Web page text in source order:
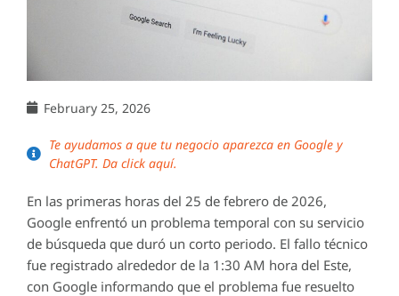
February 25, 2026
Te ayudamos a que tu negocio aparezca en Google y
ChatGPT. Da click aquí.
En las primeras horas del 25 de febrero de 2026,
Google enfrentó un problema temporal con su servicio
de búsqueda que duró un corto periodo. El fallo técnico
fue registrado alrededor de la 1:30 AM hora del Este,
con Google informando que el problema fue resuelto